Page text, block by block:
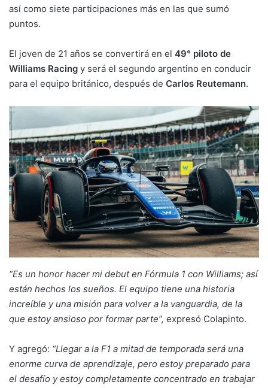
así como siete participaciones más en las que sumó
puntos.
El joven de 21 años se convertirá en el 49° piloto de
Williams Racing y será el segundo argentino en conducir
para el equipo británico, después de Carlos Reutemann.
“Es un honor hacer mi debut en Fórmula 1 con Williams; así
están hechos los sueños. El equipo tiene una historia
increíble y una misión para volver a la vanguardia, de la
que estoy ansioso por formar parte”, expresó Colapinto.
Y agregó: “Llegar a la F1 a mitad de temporada será una
enorme curva de aprendizaje, pero estoy preparado para
el desafío y estoy completamente concentrado en trabajar